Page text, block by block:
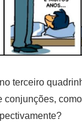
terceiro
conjunções,